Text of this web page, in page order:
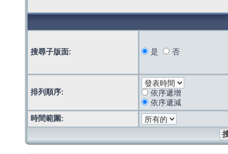
搜尋子版面: 是 否
排列順序:
依序遞增
依序遞減
時間範圍: